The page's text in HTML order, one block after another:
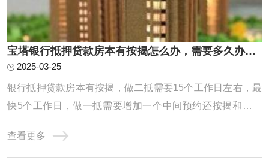
宝塔银行抵押贷款房本有按揭怎么办，需要多久办下来？
2025-03-25
银行抵押贷款房本有按揭，做二抵需要15个工作日左右，最
快5个工作日，做一抵需要增加一个中间预约还按揭和解压
也就是从还款到解压完需要花费一周时间，所以总共就是需
要20个工作日左右能放款。一抵具体操作流程梳理：预约提
查看更多